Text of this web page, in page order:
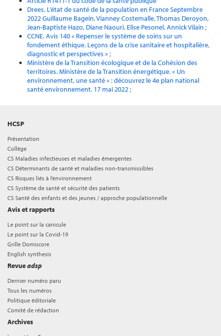
Drees. L’état de santé de la population en France Septembre
2022 Guillaume Bagein, Vianney Costemalle, Thomas Deroyon,
Jean-Baptiste Hazo, Diane Naouri, Elise Pesonel, Annick Vilain ;
CCNE. Avis 140 « Repenser le système de soins sur un
fondement éthique. Leçons de la crise sanitaire et hospitalière,
diagnostic et perspectives » ;
Ministère de la Transition écologique et de la Cohésion des
territoires. Ministère de la Transition énergétique. « Un
environnement, une santé » : découvrez le 4e plan national
santé environnement. 17 mai 2022 ;
HCSP
Présentation
Collège
CS Maladies infectieuses et maladies émergentes
CS Déterminants de santé et maladies non-transmissibles
CS Risques liés à l’environnement
CS Système de santé et sécurité des patients
CS Santé des enfants et des jeunes / approche populationnelle
Avis et rapports
Le point sur la canicule
Le point sur la Covid-19
Grille Domiscore
English synthesis
Revueadsp
Dernier numéro paru
Tous les numéros
Politique éditoriale
Comité de rédaction
Archives